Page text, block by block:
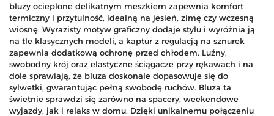
bluzy ocieplone delikatnym meszkiem zapewnia komfort
termiczny i przytulność, idealną na jesień, zimę czy wczesną
wiosnę. Wyrazisty motyw graficzny dodaje stylu i wyróżnia ją
na tle klasycznych modeli, a kaptur z regulacją na sznurek
zapewnia dodatkową ochronę przed chłodem. Luźny,
swobodny krój oraz elastyczne ściągacze przy rękawach i na
dole sprawiają, że bluza doskonale dopasowuje się do
sylwetki, gwarantując pełną swobodę ruchów. Bluza ta
świetnie sprawdzi się zarówno na spacery, weekendowe
wyjazdy, jak i relaks w domu. Dzięki unikalnemu połączeniu